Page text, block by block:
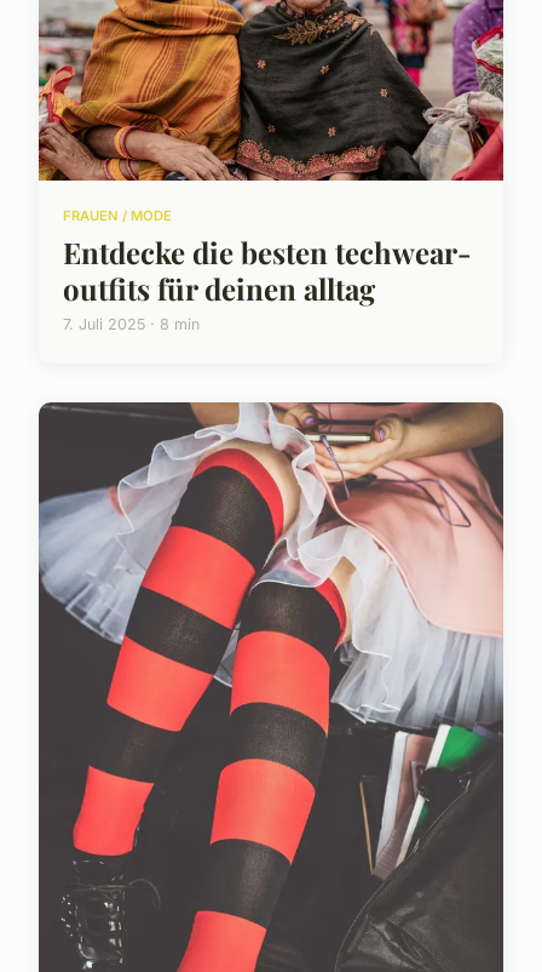
FRAUEN / MODE
Entdecke die besten techwear-
outfits für deinen alltag
7. Juli 2025 · 8 min